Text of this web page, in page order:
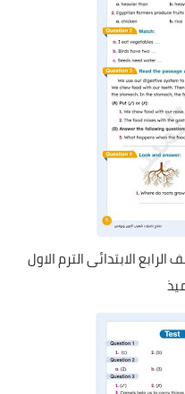
الصف الرابع الابتدائى الترم الاول